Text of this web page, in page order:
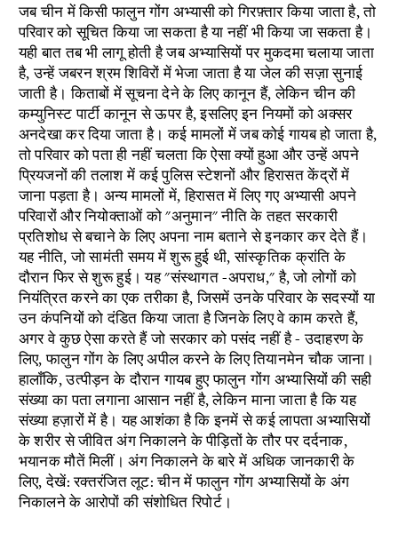
जब चीन में किसी फालुन गोंग अभ्यासी को गिरफ़्तार किया जाता है, तो
परिवार को सूचित किया जा सकता है या नहीं भी किया जा सकता है।
यही बात तब भी लागू होती है जब अभ्यासियों पर मुकदमा चलाया जाता
है, उन्हें जबरन श्रम शिविरों में भेजा जाता है या जेल की सज़ा सुनाई
जाती है। किताबों में सूचना देने के लिए कानून हैं, लेकिन चीन की
कम्युनिस्ट पार्टी कानून से ऊपर है, इसलिए इन नियमों को अक्सर
अनदेखा कर दिया जाता है। कई मामलों में जब कोई गायब हो जाता है,
तो परिवार को पता ही नहीं चलता कि ऐसा क्यों हुआ और उन्हें अपने
प्रियजनों की तलाश में कई पुलिस स्टेशनों और हिरासत केंद्रों में
जाना पड़ता है। अन्य मामलों में, हिरासत में लिए गए अभ्यासी अपने
परिवारों और नियोक्ताओं को "अनुमान" नीति के तहत सरकारी
प्रतिशोध से बचाने के लिए अपना नाम बताने से इनकार कर देते हैं।
यह नीति, जो सामंती समय में शुरू हुई थी, सांस्कृतिक क्रांति के
दौरान फिर से शुरू हुई। यह "संस्थागत -अपराध," है, जो लोगों को
नियंत्रित करने का एक तरीका है, जिसमें उनके परिवार के सदस्यों या
उन कंपनियों को दंडित किया जाता है जिनके लिए वे काम करते हैं,
अगर वे कुछ ऐसा करते हैं जो सरकार को पसंद नहीं है - उदाहरण के
लिए, फालुन गोंग के लिए अपील करने के लिए तियानमेन चौक जाना।
हालाँकि, उत्पीड़न के दौरान गायब हुए फालुन गोंग अभ्यासियों की सही
संख्या का पता लगाना आसान नहीं है, लेकिन माना जाता है कि यह
संख्या हज़ारों में है। यह आशंका है कि इनमें से कई लापता अभ्यासियों
के शरीर से जीवित अंग निकालने के पीड़ितों के तौर पर दर्दनाक,
भयानक मौतें मिलीं। अंग निकालने के बारे में अधिक जानकारी के
लिए, देखें:रक्तरंजित लूट: चीन में फालुन गोंग अभ्यासियों के अंग
निकालने के आरोपों की संशोधित रिपोर्ट।